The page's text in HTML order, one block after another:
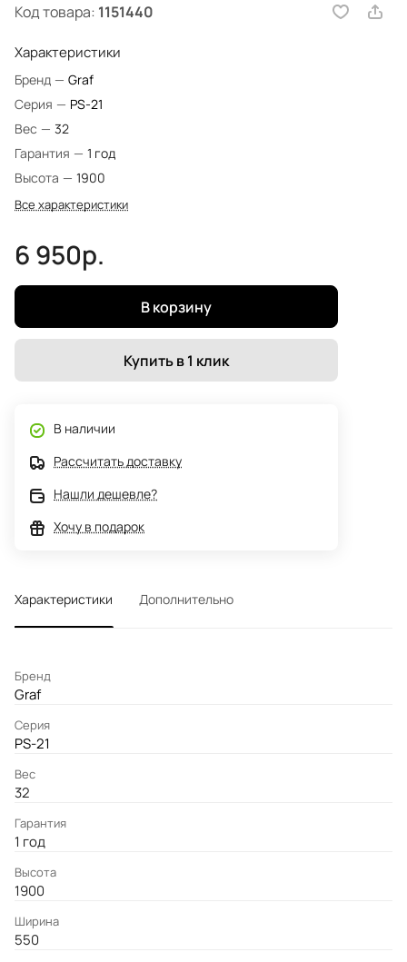
Код товара: 1151440
Характеристики
Бренд — Graf
Серия — PS-21
Вес — 32
Гарантия — 1 год
Высота — 1900
Все характеристики
6 950р.
В корзину
Купить в 1 клик
В наличии
Рассчитать доставку
Нашли дешевле?
Хочу в подарок
Характеристики Дополнительно
Бренд
Graf
Серия
PS-21
Вес
32
Гарантия
1 год
Высота
1900
Ширина
550